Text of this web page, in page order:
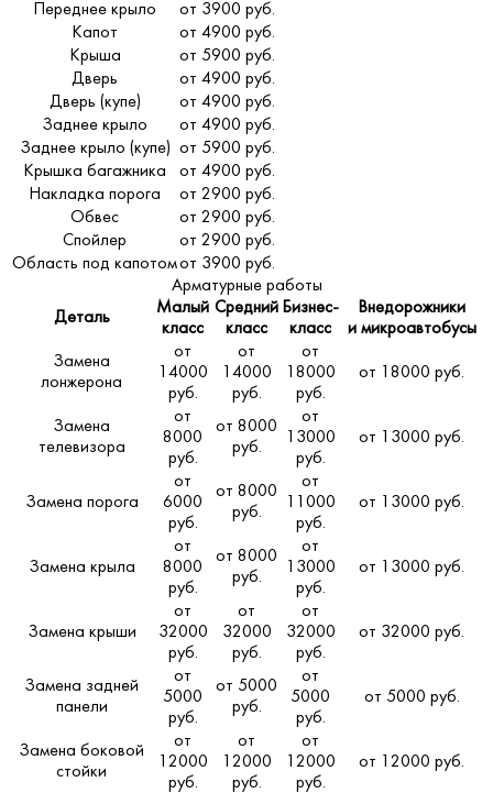
Переднее крыло
от 3900 руб.
Капот
от 4900 руб.
Крыша
от 5900 руб.
Дверь
от 4900 руб.
Дверь (купе)
от 4900 руб.
Заднее крыло
от 4900 руб.
Заднее крыло (купе) от 5900 руб.
Крышка багажника
от 4900 руб.
Накладка порога
от 2900 руб.
Обвес
от 2900 руб.
Спойлер
от 2900 руб.
Область под капотомот 3900 руб.
Арматурные работы
Деталь
Малый
класс
Средний
класс
Бизнес-
класс
Внедорожники
и микроавтобусы
Замена
лонжерона
от
14000
руб.
от
14000
руб.
от
18000
руб.
от 18000 руб.
Замена
телевизора
от
8000
руб.
от 8000
руб.
от
13000
руб.
от 13000 руб.
Замена порога
от
6000
руб.
от 8000
руб.
от
11000
руб.
от 13000 руб.
Замена крыла
от
8000
руб.
от 8000
руб.
от
13000
руб.
от 13000 руб.
Замена крыши
от
32000
руб.
от
32000
руб.
от
32000
руб.
от 32000 руб.
Замена задней
панели
от
5000
руб.
от 5000
руб.
от
5000
руб.
от 5000 руб.
Замена боковой
стойки
от
12000
руб.
от
12000
руб.
от
12000
руб.
от 12000 руб.